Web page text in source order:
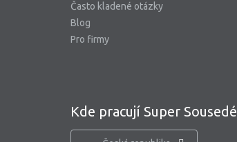
Často kladené otázky
Blog
Pro firmy
Kde pracují Super Sousedé